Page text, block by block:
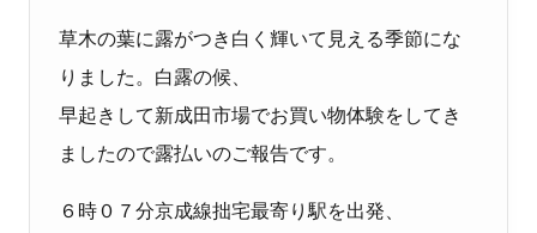
草木の葉に露がつき白く輝いて見える季節にな
りました。白露の候、
早起きして新成田市場でお買い物体験をしてき
ましたので露払いのご報告です。
６時０７分京成線拙宅最寄り駅を出発、